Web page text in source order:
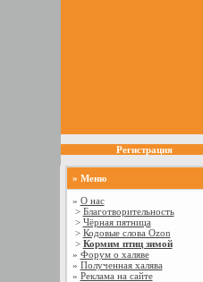
Регистрация
» Меню
» О нас
> Благотворительность
> Чёрная пятница
> Кодовые слова Ozon
> Кормим птиц зимой
» Форум о халяве
» Полученная халява
» Реклама на сайте